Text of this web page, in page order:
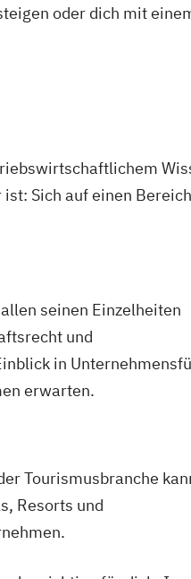
oder dich mit
Sich auf einen Bereich
seinen Einzelheiten
und
in
erwarten.
Tourismusbranche
Resorts und